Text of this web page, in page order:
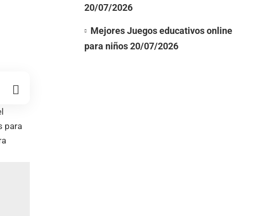
para
20/07/2026
Mejores Juegos educativos online
para niños 20/07/2026